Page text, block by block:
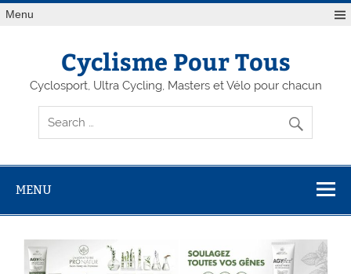
Menu
Cyclisme Pour Tous
Cyclosport, Ultra Cycling, Masters et Vélo pour chacun
MENU